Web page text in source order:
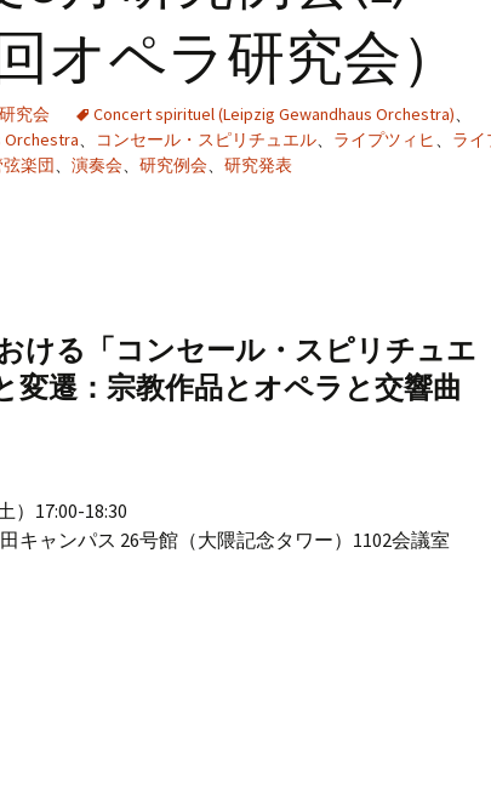
過去のワーキンググル
ープ
オペラ研究会）
究会 Concert spirituel (Leipzig Gewandhaus Orchestra)、
Orchestra、 コンセール・スピリチュエル、 ライプツィヒ、 ライ
楽団、 演奏会、 研究例会、 研究発表
ける「コンセール・スピリチュエ
変遷：宗教作品とオペラと交響曲
）17:00-18:30
キャンパス 26号館（大隈記念タワー）1102会議室
究例会(1) （第149回オペラ研究会）